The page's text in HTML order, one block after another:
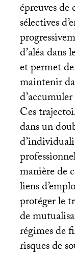
épreuves
sélectives
d’aléa dans
et permet
maintenir
Ces
dans un
manière de
liens
protéger le
de
régimes de
risques de